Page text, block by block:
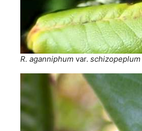
R. aganniphum var. schizopeplum